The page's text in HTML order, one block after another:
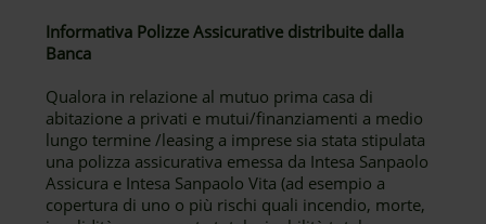
Informativa Polizze Assicurative distribuite dalla
Banca
Qualora in relazione al mutuo prima casa di
abitazione a privati e mutui/finanziamenti a medio
lungo termine /leasing a imprese sia stata stipulata
una polizza assicurativa emessa da Intesa Sanpaolo
Assicura e Intesa Sanpaolo Vita (ad esempio a
copertura di uno o più rischi quali incendio, morte,